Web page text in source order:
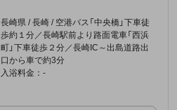
長崎県 / 長崎 / 空港バス「中央橋」下車徒
歩約１分／長崎駅前より路面電車「西浜
町」下車徒歩２分／長崎IC～出島道路出
口から車で約3分
入浴料金：-